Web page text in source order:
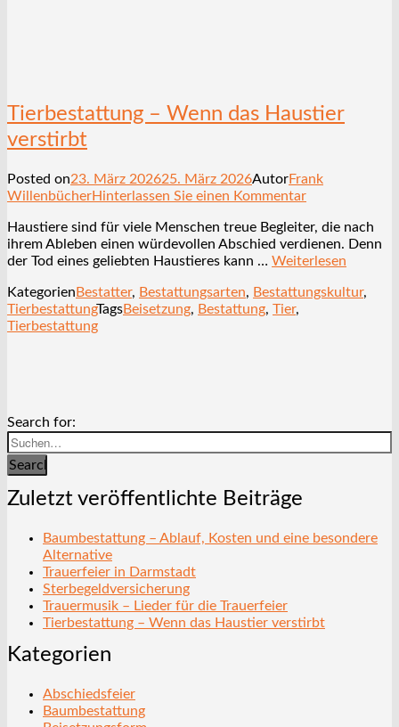
Tierbestattung – Wenn das Haustier
verstirbt
Posted on23. März 202625. März 2026AutorFrank
WillenbücherHinterlassen Sie einen Kommentar
Haustiere sind für viele Menschen treue Begleiter, die nach
ihrem Ableben einen würdevollen Abschied verdienen. Denn
der Tod eines geliebten Haustieres kann … Weiterlesen
Kategorien Bestatter, Bestattungsarten, Bestattungskultur,
TierbestattungTagsBeisetzung, Bestattung, Tier,
Tierbestattung
Search for:
Search
Zuletzt veröffentlichte Beiträge
Baumbestattung – Ablauf, Kosten und eine besondere
Alternative
Trauerfeier in Darmstadt
Sterbegeldversicherung
Trauermusik – Lieder für die Trauerfeier
Tierbestattung – Wenn das Haustier verstirbt
Kategorien
Abschiedsfeier
Baumbestattung